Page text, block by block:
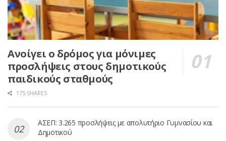
Ανοίγει ο δρόμος για μόνιμες
προσλήψεις στους δημοτικούς
παιδικούς σταθμούς
175 SHARES
ΑΣΕΠ: 3.265 προσλήψεις με απολυτήριο Γυμνασίου και
Δημοτικού